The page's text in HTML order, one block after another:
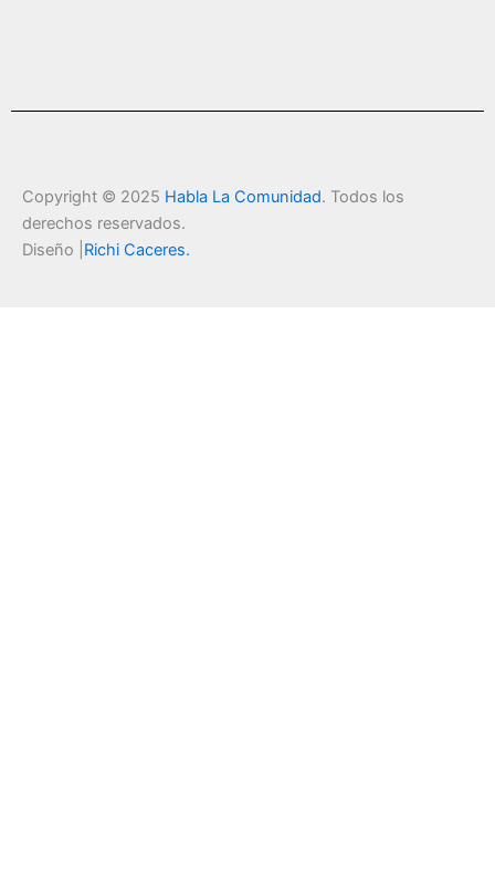
Copyright © 2025 Habla La Comunidad. Todos los
derechos reservados.
Diseño | Richi Caceres.